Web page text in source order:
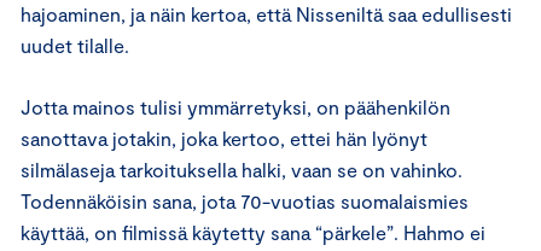
hajoaminen, ja näin kertoa, että Nisseniltä saa edullisesti
uudet tilalle.
Jotta mainos tulisi ymmärretyksi, on päähenkilön
sanottava jotakin, joka kertoo, ettei hän lyönyt
silmälaseja tarkoituksella halki, vaan se on vahinko.
Todennäköisin sana, jota 70-vuotias suomalaismies
käyttää, on filmissä käytetty sana “pärkele”. Hahmo ei